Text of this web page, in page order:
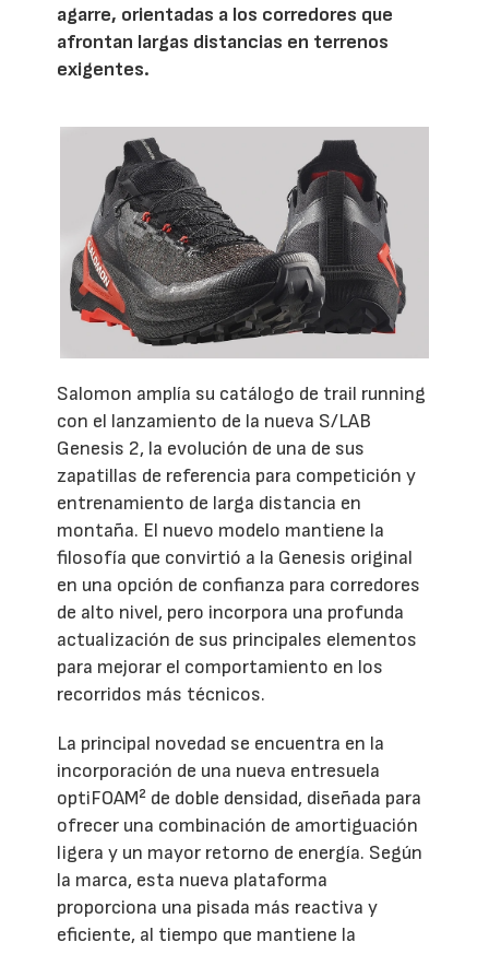
agarre, orientadas a los corredores que
afrontan largas distancias en terrenos
exigentes.
Salomon amplía su catálogo de trail running
con el lanzamiento de la nueva S/LAB
Genesis 2, la evolución de una de sus
zapatillas de referencia para competición y
entrenamiento de larga distancia en
montaña. El nuevo modelo mantiene la
filosofía que convirtió a la Genesis original
en una opción de confianza para corredores
de alto nivel, pero incorpora una profunda
actualización de sus principales elementos
para mejorar el comportamiento en los
recorridos más técnicos.
La principal novedad se encuentra en la
incorporación de una nueva entresuela
optiFOAM² de doble densidad, diseñada para
ofrecer una combinación de amortiguación
ligera y un mayor retorno de energía. Según
la marca, esta nueva plataforma
proporciona una pisada más reactiva y
eficiente, al tiempo que mantiene la